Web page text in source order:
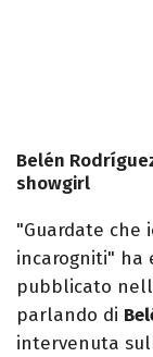
Belén
showgirl
"Guardate che
incarogniti" ha
pubblicato
parlando di
intervenuta